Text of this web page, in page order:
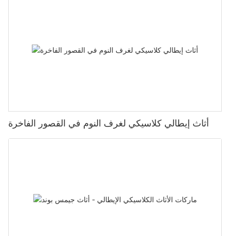
أثاث إيطالي كلاسيكي لغرف النوم في القصور الفاخرة